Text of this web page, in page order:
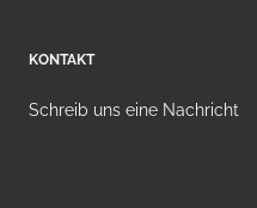
KONTAKT
Schreib uns eine Nachricht